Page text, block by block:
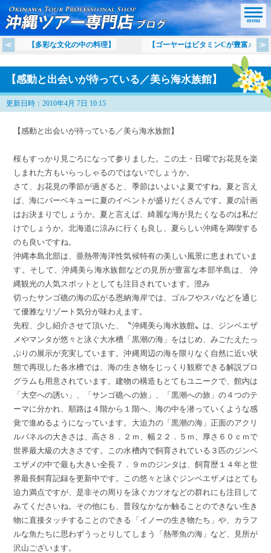
menu
【多彩な文化の中の料理】 【ゴーヤーはビタミンCが豊富♪
【感動と出会いが待っている／美ら海水族館】
更新日時：2010年4月 7日 10:15
【感動と出会いが待っている／美ら海水族館】
桜もすっかり見ごろになって参りました。この土・日曜でお花見を楽
しまれた方もいらっしゃるのではないでしょうか。
さて、お花見の季節が過ぎると、季節はいよいよ夏ですね。夏と言え
ば、海にバーベキューに夏のイベントが盛りだくさんです。夏の計画
はお決まりでしょうか。夏と言えば、綺麗な海が見たくなるのは私だ
けでしょうか。北海道に涼みに行くも良し、夏らしい沖縄を満喫する
のも良いですね。
沖縄本島北部は、亜熱帯海洋性気候特有の美しい風景に恵まれていま
す。そして、沖縄美ら海水族館などの見所が豊富な本部半島は、 沖
縄観光の人気スポットとしても注目されています。澄み
切ったサンゴ礁の海の広がる恩納海岸では、ゴルフやスパなどを通じ
て優雅なリゾート気分が味わえます。
先程、少し紹介させて頂いた、〝沖縄美ら海水族館〟は、ジンベエザ
メやマンタが悠々と泳ぐ大水槽「黒潮の海」をはじめ、みごたえたっ
ぷりの展示が充実しています。沖縄周辺の海を限りなく自然に近い状
態で再現した各水槽では、海の生き物をじっくり観察できる解説プロ
グラムも用意されています。建物の構造もとてもユニークで、館内は
「大空への誘い」、「サンゴ礁への旅」、「黒潮への旅」の４つのテ
ーマに分かれ、順路は４階から１階へ、海の中を潜っていくような感
覚で進めるようになっています。大迫力の「黒潮の海」正面のアクリ
ルパネルの大きさは、高さ８．２ｍ、幅２２．５ｍ、厚さ６０ｃｍで
世界最大級の大きさです。この水槽内で飼育されている３匹のジンベ
エザメの中で最も大きい全長７．９ｍのジンタは、飼育歴１４年と世
界最長飼育記録を更新中です。この悠々と泳ぐジンベエザメはとても
迫力満点ですが、是非その周りを泳ぐカツオなどの群れにも注目して
みてくださいね。その他にも、普段なかなか触ることのできない生き
物に直接タッチすることのできる「イノーの生き物たち」や、カラフ
ルな魚たちに思わずうっとりしてしまう「熱帯魚の海」など、見所が
沢山ございます。